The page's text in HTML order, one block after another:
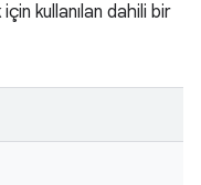
kullanılan dahili bir